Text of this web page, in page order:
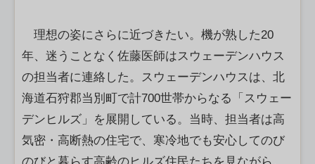
理想の姿にさらに近づきたい。機が熟した20
年、迷うことなく佐藤医師はスウェーデンハウス
の担当者に連絡した。スウェーデンハウスは、北
海道石狩郡当別町で計700世帯からなる「スウェー
デンヒルズ」を展開している。当時、担当者は高
気密・高断熱の住宅で、寒冷地でも安心してのび
のびと暮らす高齢のヒルズ住民たちを見ながら、